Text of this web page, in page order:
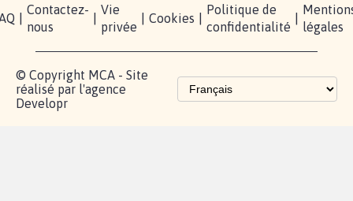
Contactez-
nous
Vie
privée
Cookies
Politique de
confidentialité
légales
© Copyright MCA - Site
réalisé par l'agence
Developr